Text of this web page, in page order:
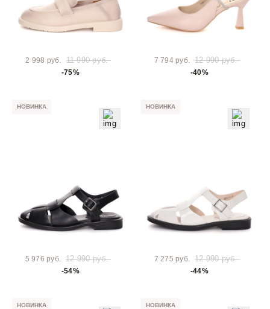
2 998 руб. 11 990 руб.
-75%
7 794 руб. 12 990 руб.
-40%
НОВИНКА
5 976 руб. 12 990 руб.
-54%
НОВИНКА
7 275 руб. 12 990 руб.
-44%
НОВИНКА НОВИНКА